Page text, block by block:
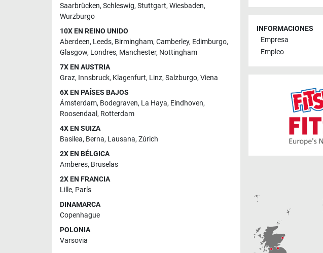
Saarbrücken, Schleswig, Stuttgart, Wiesbaden,
Wurzburgo
10X EN REINO UNIDO
Aberdeen, Leeds, Birmingham, Camberley, Edimburgo,
Glasgow, Londres, Manchester, Nottingham
7X EN AUSTRIA
Graz, Innsbruck, Klagenfurt, Linz, Salzburgo, Viena
6X EN PAÍSES BAJOS
Ámsterdam, Bodegraven, La Haya, Eindhoven,
Roosendaal , Rotterdam
4X EN SUIZA
Basilea, Berna, Lausana, Zúrich
2X EN BÉLGICA
Amberes, Bruselas
2X EN FRANCIA
Lille, París
DINAMARCA
Copenhague
POLONIA
Varsovia
INFORMACIONES
Empresa
Empleo